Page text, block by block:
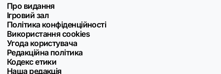
Про видання
Ігровий зал
Політика конфіденційності
Використання cookies
Угода користувача
Редакційна політика
Кодекс етики
Наша редакція